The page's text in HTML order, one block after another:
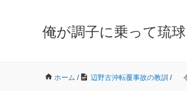
俺が調子に乗って琉
ホーム / 辺野古沖転覆事故の教訓 /